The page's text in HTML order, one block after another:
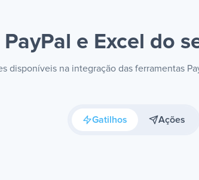
PayPal e Excel do
disponíveis na integração das ferramentas
Gatilhos Ações